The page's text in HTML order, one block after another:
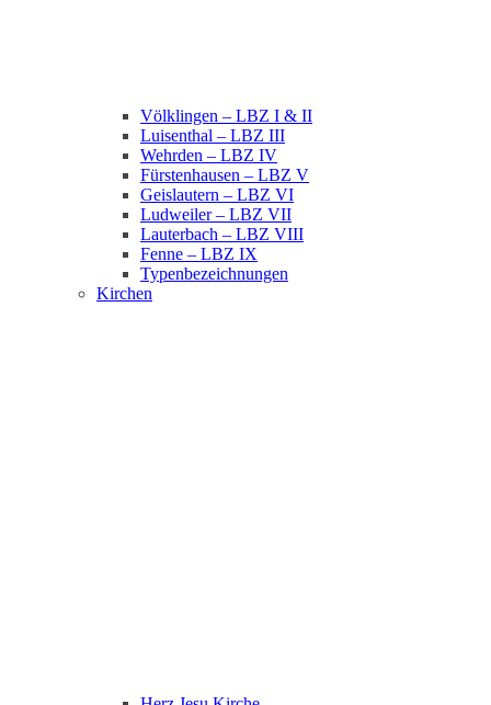
Völklingen – LBZ I & II
Luisenthal – LBZ III
Wehrden – LBZ IV
Fürstenhausen – LBZ V
Geislautern – LBZ VI
Ludweiler – LBZ VII
Lauterbach – LBZ VIII
Fenne – LBZ IX
Typenbezeichnungen
Kirchen